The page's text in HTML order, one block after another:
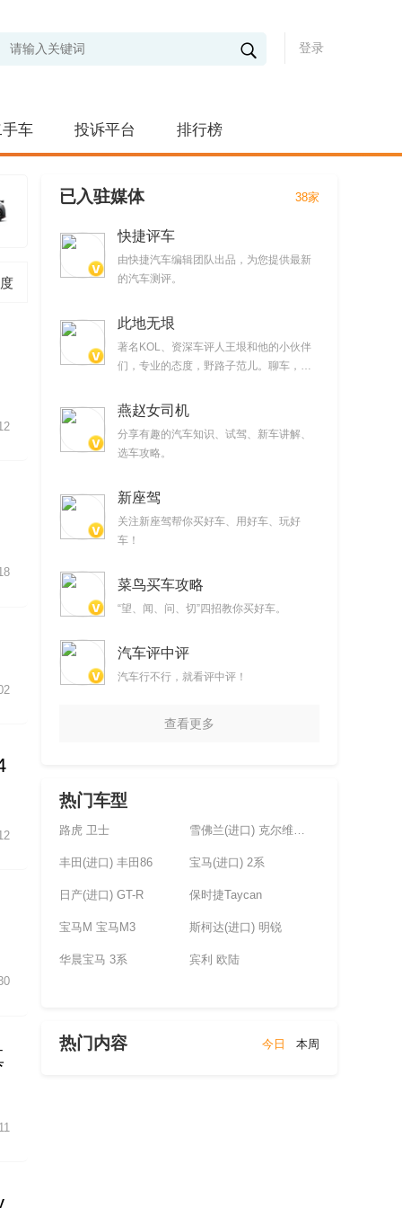
登录
车 投诉平台 排行榜
已入驻媒体 38家
快捷评车
由快捷汽车编辑团队出品，为您提供最新
的汽车测评。
此地无垠
著名KOL、资深车评人王垠和他的小伙伴
们，专业的态度，野路子范儿。聊车，但
视频
燕赵女司机
分享有趣的汽车知识、试驾、新车讲解、
选车攻略。
新座驾
关注新座驾帮你买好车、用好车、玩好
车！
菜鸟买车攻略
“望、闻、问、切”四招教你买好车。
汽车评中评
汽车行不行，就看评中评！
查看更多
热门车型
路虎 卫士 雪佛兰(进口) 克尔维特(未上市)
丰田(进口) 丰田86 宝马(进口) 2系
日产(进口) GT-R 保时捷Taycan
宝马M 宝马M3 斯柯达(进口) 明锐
华晨宝马 3系 宾利 欧陆
热门内容 今日 本周